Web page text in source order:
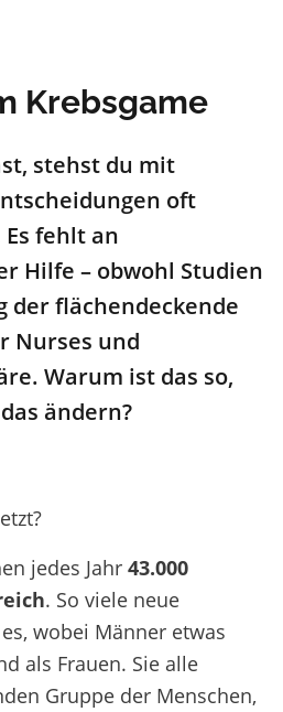
Krebsgame
stehst du mit
oft
fehlt an
Hilfe – obwohl Studien
der flächendeckende
Nurses und
Warum ist das so,
ändern?
jedes Jahr 43.000
. So viele neue
wobei Männer etwas
als Frauen. Sie alle
Gruppe der Menschen,